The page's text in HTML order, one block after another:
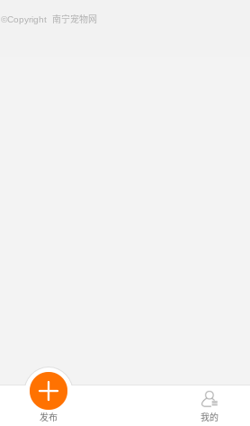
发布 我的
©Copyright 南宁宠物网